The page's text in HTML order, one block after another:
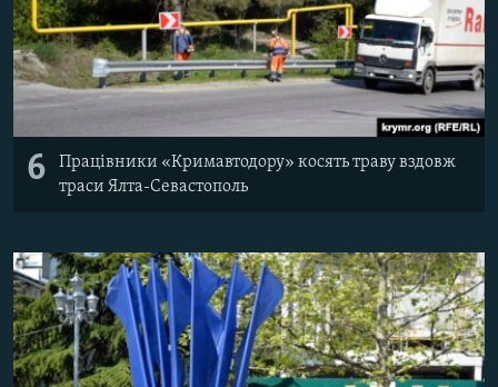
6
Працівники «Кримавтодору» косять траву вздовж
траси Ялта-Севастополь